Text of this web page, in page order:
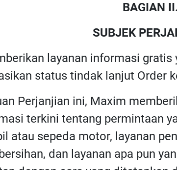
BAGIAN
SUBJEK
layanan informasi
status tindak lanjut Order
Perjanjian ini, Maxim
terkini tentang permintaan
atau sepeda motor, layanan
dan layanan apa pun